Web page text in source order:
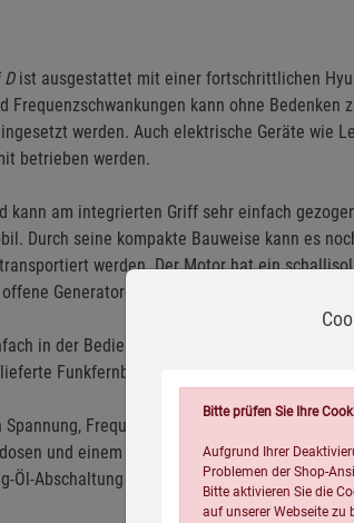
ist ausgestattet mit einer fortschrittlichen
Frequenzschwankungen kann ohne Bedenken
werden. Auch elektrische Geräte wie
betrieben werden.
kann am integrierten Griff sehr einfach
Durch seine kompakte Bauweise kann es
werden. Der Motor hat ein
Generatoren.
in der Bedienung. Der kraftvolle,
Funkfernbedienung oder per Seilzug
Frequenz sowie Betriebszeit
und einem 12-Volt-Ausgang zum Laden
Öl-Abschaltung schützen den Hyundai-
Bitte prüfen Sie Ihre
Aufgrund Ihrer
Problemen der Shop-
Bitte aktivieren Sie die
auf unserer Webseite zu